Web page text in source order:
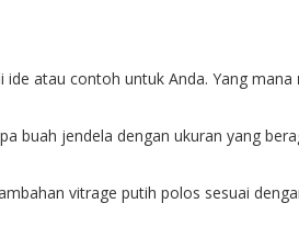
atau contoh untuk Anda. Yang mana
jendela dengan ukuran yang
vitrage putih polos sesuai